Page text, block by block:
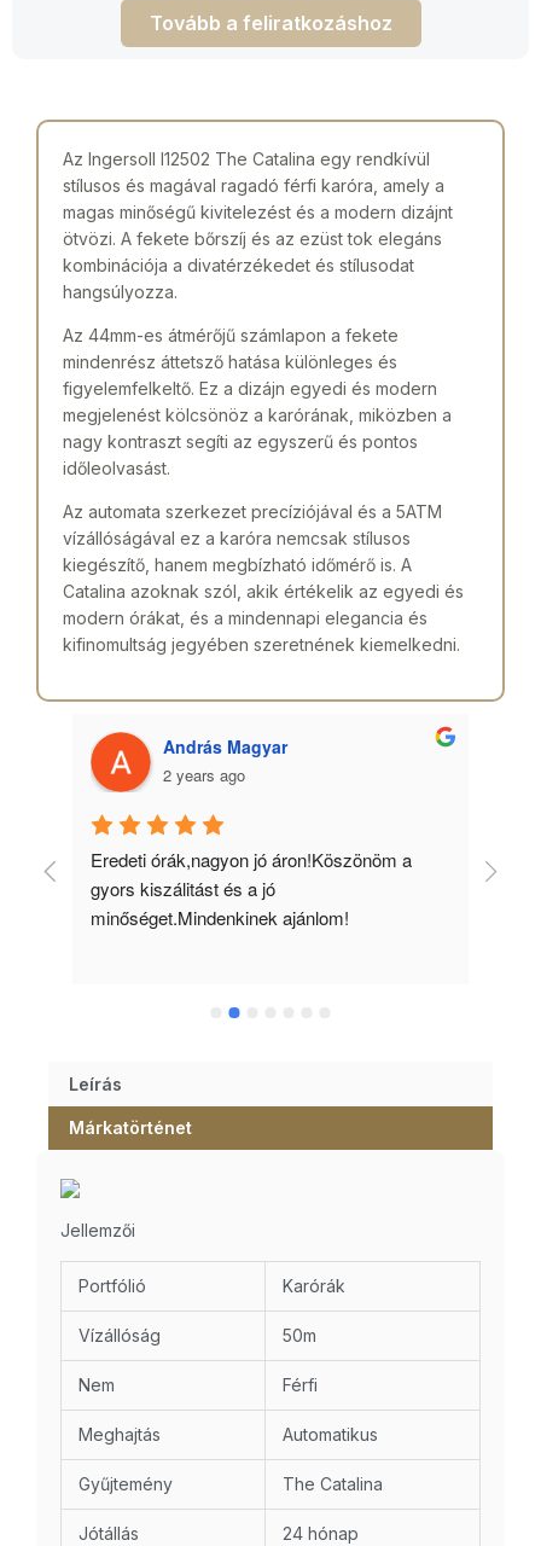
Tovább a feliratkozáshoz
Az Ingersoll I12502 The Catalina egy rendkívül
stílusos és magával ragadó férfi karóra, amely a
magas minőségű kivitelezést és a modern dizájnt
ötvözi. A fekete bőrszíj és az ezüst tok elegáns
kombinációja a divatérzékedet és stílusodat
hangsúlyozza.
Az 44mm-es átmérőjű számlapon a fekete
mindenrész áttetsző hatása különleges és
figyelemfelkeltő. Ez a dizájn egyedi és modern
megjelenést kölcsönöz a karórának, miközben a
nagy kontraszt segíti az egyszerű és pontos
időleolvasást.
Az automata szerkezet precíziójával és a 5ATM
vízállóságával ez a karóra nemcsak stílusos
kiegészítő, hanem megbízható időmérő is. A
Catalina azoknak szól, akik értékelik az egyedi és
modern órákat, és a mindennapi elegancia és
kifinomultság jegyében szeretnének kiemelkedni.
András Magyar
2 years ago
Eredeti órák,nagyon jó áron!Köszönöm a
gyors kiszálitást és a jó
minőséget.Mindenkinek ajánlom!
Leírás
Márkatörténet
Jellemzői
Portfólió Karórák
Vízállóság 50m
Nem Férfi
Meghajtás Automatikus
Gyűjtemény The Catalina
Jótállás 24 hónap